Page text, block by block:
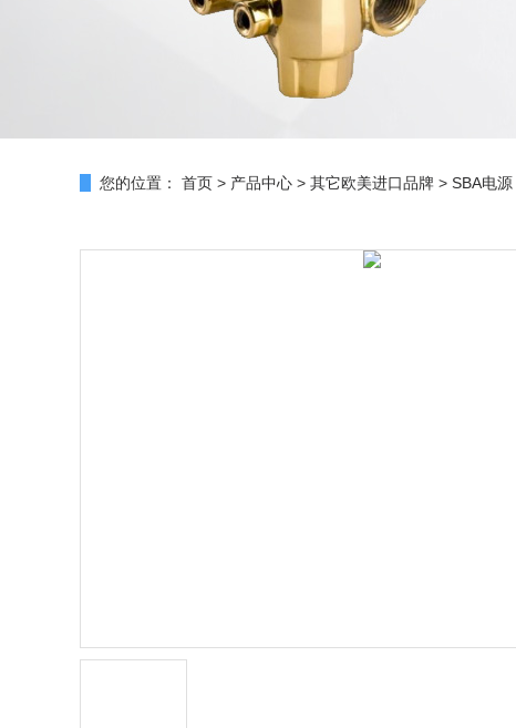
您的位置： 首页 > 产品中心 > 其它欧美进口品牌 > SBA电源